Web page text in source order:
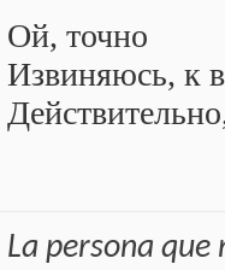
Ой, точно
Извиняюсь, к
La persona